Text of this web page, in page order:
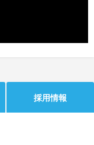
採用情報